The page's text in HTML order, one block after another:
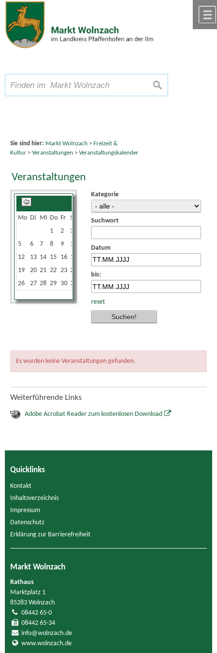
Zum Inhalt,zur Navigation
Schriftgröße A A A suchen
Sie sind hier: Markt Wolnzach > Freizeit &
Kultur> Veranstaltungen > Veranstaltungskalender
Veranstaltungen
Mo Di Mi Do Fr Sa
1
2 3
5
6 7 8 9 10
12
13 14 15 16 17
19
20 21 22 23 24
26
27 28 29 30 31
Kategorie
Suchwort
Datum
bis:
reset
Es wurden keine Veranstaltungen gefunden.
Weiterführende Links
Adobe Acrobat Reader zum kostenlosen Download
Quicklinks
Kontakt
Inhaltsverzeichnis
Impressum
Datenschutz
Erklärung zur Barrierefreiheit
Markt Wolnzach
Rathaus
Marktplatz 1
85283 Wolnzach
08442 65-0
08442 65-34
info@wolnzach.de
www.wolnzach.de